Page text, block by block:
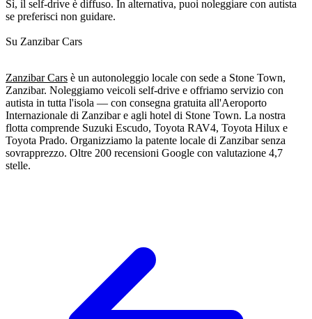
Sì, il self-drive è diffuso. In alternativa, puoi noleggiare con autista
se preferisci non guidare.
Su Zanzibar Cars
Zanzibar Cars è un autonoleggio locale con sede a Stone Town,
Zanzibar. Noleggiamo veicoli self-drive e offriamo servizio con
autista in tutta l'isola — con consegna gratuita all'Aeroporto
Internazionale di Zanzibar e agli hotel di Stone Town. La nostra
flotta comprende Suzuki Escudo, Toyota RAV4, Toyota Hilux e
Toyota Prado. Organizziamo la patente locale di Zanzibar senza
sovrapprezzo. Oltre 200 recensioni Google con valutazione 4,7
stelle.